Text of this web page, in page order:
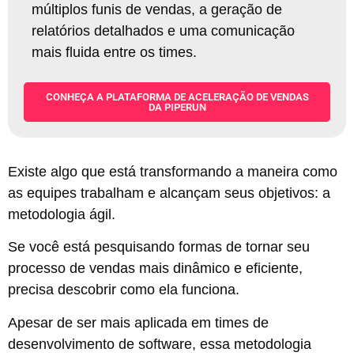
múltiplos funis de vendas, a geração de
relatórios detalhados e uma comunicação
mais fluida entre os times.
CONHEÇA A PLATAFORMA DE ACELERAÇÃO DE VENDAS
DA PIPERUN
Existe algo que está transformando a maneira como
as equipes trabalham e alcançam seus objetivos: a
metodologia ágil.
Se você está pesquisando formas de tornar seu
processo de vendas mais dinâmico e eficiente,
precisa descobrir como ela funciona.
Apesar de ser mais aplicada em times de
desenvolvimento de software, essa metodologia